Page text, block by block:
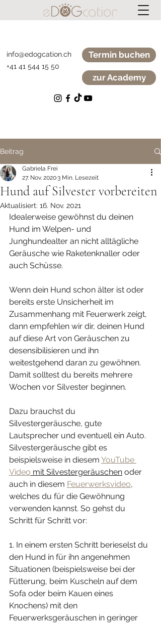
info@edogcation.ch
+41 41 544 15 50
Termin buchen
zur Academy
Beitrag
Hund auf Silvester vorbereiten
Gabriela Frei
27. Nov. 20203 Min. Lesezeit
Aktualisiert: 16. Nov. 2021
Idealerweise gewöhnst du deinen
Hund im Welpen- und
Junghundealter an nicht alltägliche
Geräusche wie Raketenknaller oder
auch Schüsse.
Wenn dein Hund schon älter ist oder
bereits erste Unsicherheit im
Zusammenhang mit Feuerwerk zeigt,
dann empfehlen wir dir, deinen Hund
auf diese Art von Geräuschen zu
desensibilisieren und ihn
weitestgehend daran zu gewöhnen.
Damit solltest du bereits mehrere
Wochen vor Silvester beginnen.
Dazu brauchst du
Silvestergeräusche, gute
Lautsprecher und eventuell ein Auto.
Silvestergeräusche gibt es
beispielsweise in diesem YouTube
Video mit Silvestergeräuschen oder
auch in diesem Feuerwerksvideo,
welches du für die Gewöhnung
verwenden kannst. So gehst du
Schritt für Schritt vor:
1. In einem ersten Schritt berieselst du
den Hund in für ihn angenehmen
Situationen (beispielsweise bei der
Fütterung, beim Kuscheln auf dem
Sofa oder beim Kauen eines
Knochens) mit den
Feuerwerksgeräuschen in geringer